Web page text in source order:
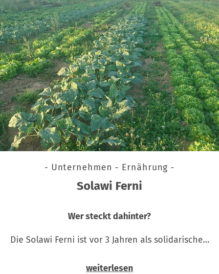
- Unternehmen - Ernährung -
Solawi Ferni
Wer steckt dahinter?
Die Solawi Ferni ist vor 3 Jahren als solidarische…
weiterlesen